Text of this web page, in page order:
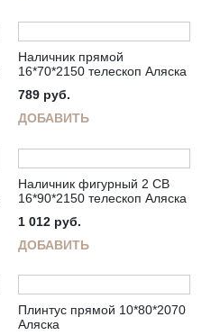
Наличник прямой
16*70*2150 телескоп Аляска
789 руб.
ДОБАВИТЬ
Наличник фигурный 2 СВ
16*90*2150 телескоп Аляска
1 012 руб.
ДОБАВИТЬ
Плинтус прямой 10*80*2070
Аляска